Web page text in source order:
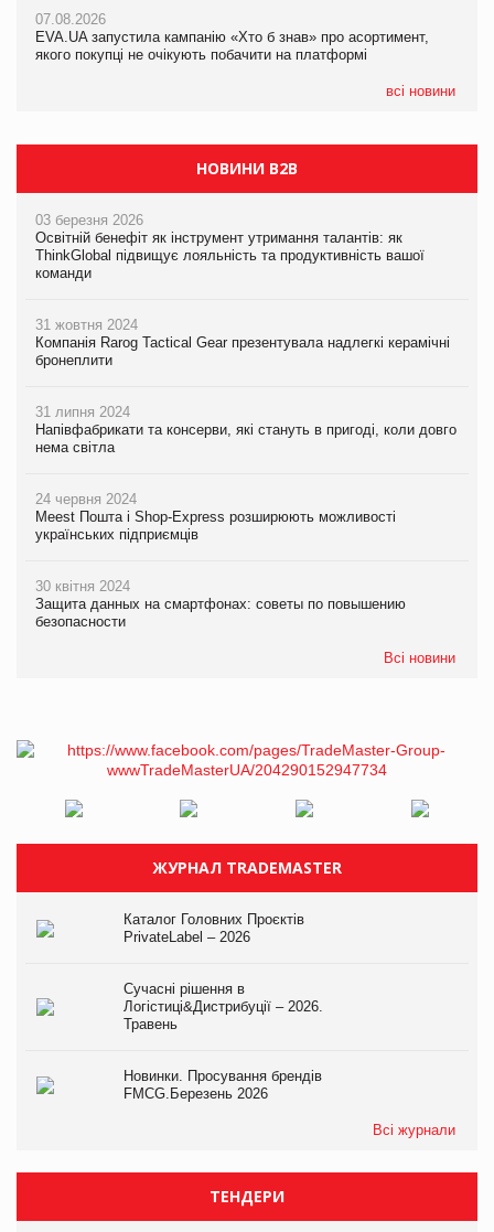
07.08.2026
EVA.UA запустила кампанію «Хто б знав» про асортимент,
якого покупці не очікують побачити на платформі
всі новини
07.08.2026
EVA.UA запустила кампанію «Хто б знав» про асортимент,
якого покупці не очікують побачити на платформі
НОВИНИ B2B
03 березня 2026
Освітній бенефіт як інструмент утримання талантів: як
ThinkGlobal підвищує лояльність та продуктивність вашої
команди
31 жовтня 2024
Компанія Rarog Tactical Gear презентувала надлегкі керамічні
бронеплити
31 липня 2024
Напівфабрикати та консерви, які стануть в пригоді, коли довго
нема світла
24 червня 2024
Meest Пошта і Shop-Express розширюють можливості
українських підприємців
30 квітня 2024
Защита данных на смартфонах: советы по повышению
безопасности
Всі новини
ЖУРНАЛ TRADEMASTER
Каталог Головних Проєктів
PrivateLabel – 2026
Сучасні рішення в
Логістиці&Дистрибуції – 2026.
Травень
Новинки. Просування брендів
FMCG.Березень 2026
Всі журнали
ТЕНДЕРИ